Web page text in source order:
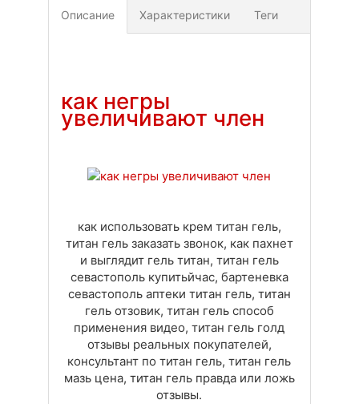
Описание Характеристики Теги
как негры
увеличивают член
как использовать крем титан гель,
титан гель заказать звонок, как пахнет
и выглядит гель титан, титан гель
севастополь купитьйчас, бартеневка
севастополь аптеки титан гель, титан
гель отзовик, титан гель способ
применения видео, титан гель голд
отзывы реальных покупателей,
консультант по титан гель, титан гель
мазь цена, титан гель правда или ложь
отзывы.